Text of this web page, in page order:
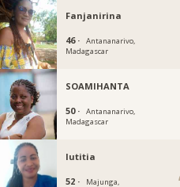
Fanjanirina
46 ·
Antananarivo,
Madagascar
SOAMIHANTA
50 ·
Antananarivo,
Madagascar
lutitia
52 ·
Majunga,